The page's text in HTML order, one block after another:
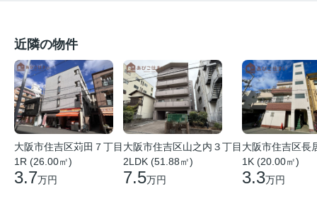
近隣の物件
大阪市住吉区苅田７丁目
1R (26.00㎡)
3.7万円
大阪市住吉区山之内３丁目
2LDK (51.88㎡)
7.5万円
大阪市住吉区長
1K (20.00㎡)
3.3万円